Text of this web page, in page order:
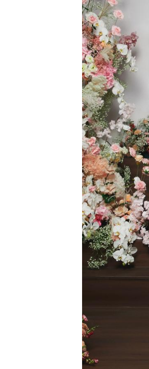
Selain Archipelago
tetap elegan dan
santai namun tetap
aksesoris gold